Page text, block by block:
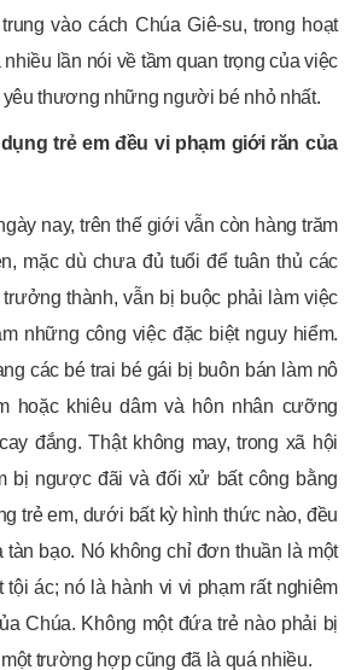
vào cách Chúa Giê-su, trong hoạt
lần nói về tầm quan trọng của việc
yêu thương những người bé nhỏ nhất.
trẻ em đều vi phạm giới răn của
nay, trên thế giới vẫn còn hàng trăm
mặc dù chưa đủ tuổi để tuân thủ các
thành, vẫn bị buộc phải làm việc
những công việc đặc biệt nguy hiểm.
các bé trai bé gái bị buôn bán làm nô
hoặc khiêu dâm và hôn nhân cưỡng
đắng. Thật không may, trong xã hội
bị ngược đãi và đối xử bất công bằng
trẻ em, dưới bất kỳ hình thức nào, đều
tàn bạo. Nó không chỉ đơn thuần là một
tội ác; nó là hành vi vi phạm rất nghiêm
Chúa. Không một đứa trẻ nào phải bị
trường hợp cũng đã là quá nhiều.